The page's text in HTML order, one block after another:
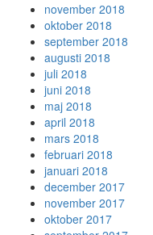
november 2018
oktober 2018
september 2018
augusti 2018
juli 2018
juni 2018
maj 2018
april 2018
mars 2018
februari 2018
januari 2018
december 2017
november 2017
oktober 2017